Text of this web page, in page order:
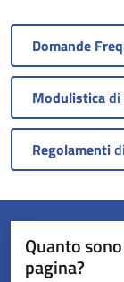
Domande
Modulisticadi
Regolamenti
Quanto
pagina?